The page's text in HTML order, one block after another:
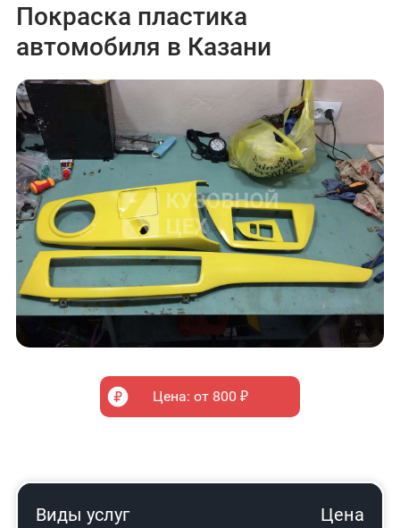
Покраска пластика
автомобиля в Казани
Цена: от 800 ₽
Виды услуг Цена